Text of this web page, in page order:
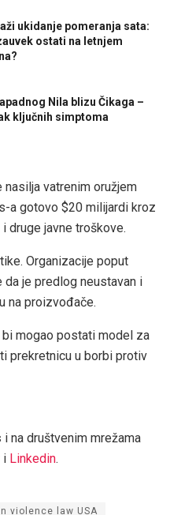
ukidanje pomeranja sata:
ostati na letnjem
Nila blizu Čikaga –
ključnih simptoma
vatrenim oružjem
a gotovo $20 milijardi kroz
druge javne troškove.
Organizacije poput
je predlog neustavan i
na proizvođače.
mogao postati model za
prekretnicu u borbi protiv
i na društvenim mrežama
i Linkedin.
violence law USA